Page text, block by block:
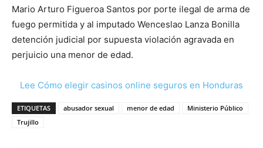
Mario Arturo Figueroa Santos por porte ilegal de arma de
fuego permitida y al imputado Wenceslao Lanza Bonilla
detención judicial por supuesta violación agravada en
perjuicio una menor de edad.
Lee Cómo elegir casinos online seguros en Honduras
ETIQUETAS abusador sexual menor de edad
Ministerio Público
Trujillo